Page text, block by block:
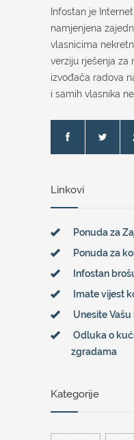
Infostan je
namjenjena
vlasnicima
verziju rješenja za
izvođača radova
i samih vlasnika
Linkovi
Ponuda za
Ponuda za
Infostan
Imate vijest
Unesite
Odluka o
zgradama
Kategorije